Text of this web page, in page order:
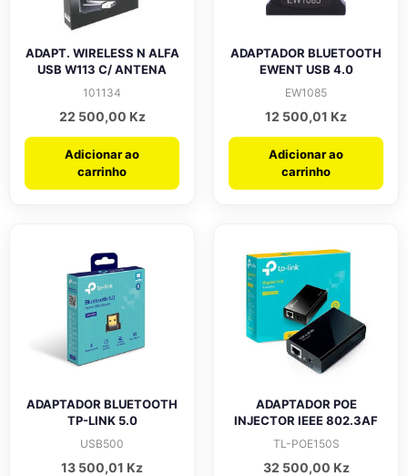
ADAPT. WIRELESS N ALFA
USB W113 C/ ANTENA
101134
22 500,00 Kz
Adicionar ao
carrinho
ADAPTADOR BLUETOOTH
EWENT USB 4.0
EW1085
12 500,01 Kz
Adicionar ao
carrinho
ADAPTADOR BLUETOOTH
TP-LINK 5.0
USB500
13 500,01 Kz
ADAPTADOR POE
INJECTOR IEEE 802.3AF
TL-POE150S
32 500,00 Kz